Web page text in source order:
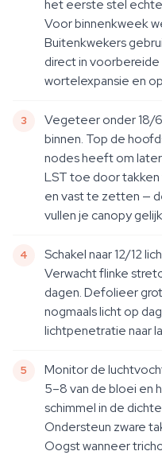
het eerste stel
Voor binnenkweek
Buitenkwekers
direct in
wortelexpansie en
Vegeteer onder 18/
binnen. Top de
nodes heeft om
LST toe door
en vast te zetten —
vullen je canopy
Schakel naar 12/12
Verwacht flinke
dagen. Defolieer
nogmaals licht op
lichtpenetratie naar
Monitor de
5–8 van de bloei en
schimmel in de
Ondersteun zware
Oogst wanneer